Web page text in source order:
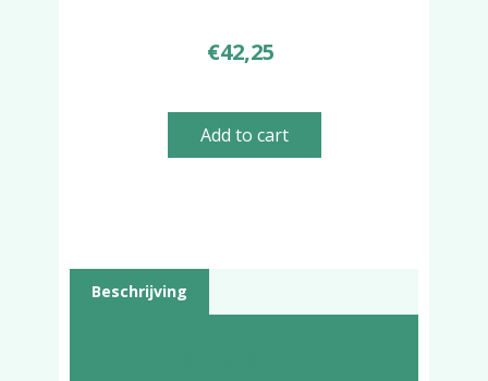
€42,25
Add to cart
Beschrijving